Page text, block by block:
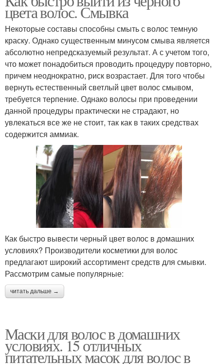
цвета волос. Смывка
Некоторые составы способны смыть с волос темную
краску. Однако существенным минусом смыва является
абсолютно непредсказуемый результат. А с учетом того,
что может понадобиться проводить процедуру повторно,
причем неоднократно, риск возрастает. Для того чтобы
вернуть естественный светлый цвет волос смывом,
требуется терпение. Однако волосы при проведении
данной процедуры практически не страдают, но
увлекаться все же не стоит, так как в таких средствах
содержится аммиак.
Как быстро вывести черный цвет волос в домашних
условиях? Производители косметики для волос
предлагают широкий ассортимент средств для смывки.
Рассмотрим самые популярные:
читать дальше →
Маски для волос в домашних
условиях. 15 отличных
питательных масок для волос в